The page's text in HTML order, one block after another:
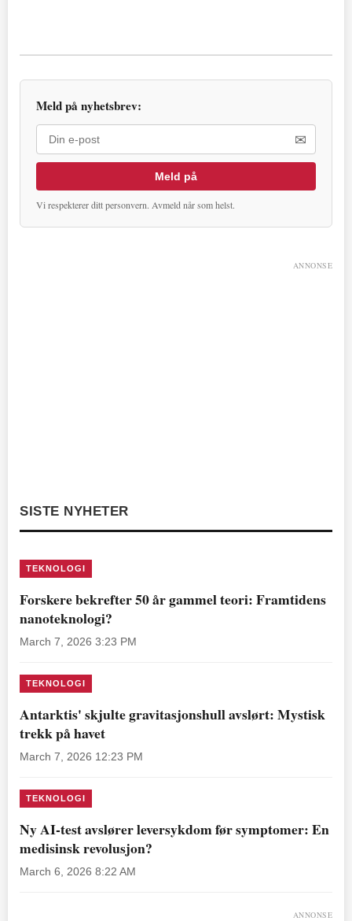
Meld på nyhetsbrev:
✉
Meld på
Vi respekterer ditt personvern. Avmeld når som helst.
ANNONSE
SISTE NYHETER
TEKNOLOGI
Forskere bekrefter 50 år gammel teori: Framtidens
nanoteknologi?
March 7, 2026 3:23 PM
TEKNOLOGI
Antarktis' skjulte gravitasjonshull avslørt: Mystisk
trekk på havet
March 7, 2026 12:23 PM
TEKNOLOGI
Ny AI-test avslører leversykdom før symptomer: En
medisinsk revolusjon?
March 6, 2026 8:22 AM
ANNONSE